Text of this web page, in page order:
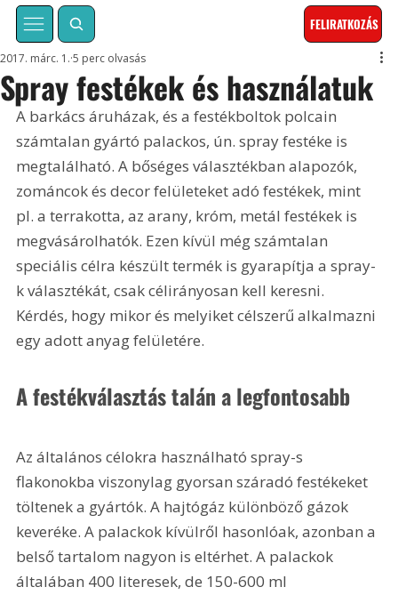
FELIRATKOZÁS
Spray festékek és használatuk
2017. márc. 1. 5 perc olvasás
A barkács áruházak, és a festékboltok polcain
számtalan gyártó palackos, ún. spray festéke is
megtalálható. A bőséges választékban alapozók,
zománcok és decor felületeket adó festékek, mint
pl. a terrakotta, az arany, króm, metál festékek is
megvásárolhatók. Ezen kívül még számtalan
speciális célra készült termék is gyarapítja a spray-
k választékát, csak célirányosan kell keresni.
Kérdés, hogy mikor és melyiket célszerű alkalmazni
egy adott anyag felületére.
A festékválasztás talán a legfontosabb
Az általános célokra használható spray-s
flakonokba viszonylag gyorsan száradó festékeket
töltenek a gyártók. A hajtógáz különböző gázok
keveréke. A palackok kívülről hasonlóak, azonban a
belső tartalom nagyon is eltérhet. A palackok
általában 400 literesek, de 150-600 ml